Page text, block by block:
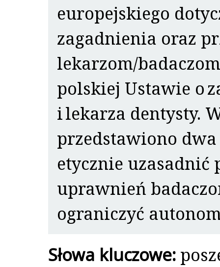
europejskiego
zagadnienia oraz
lekarzom/
polskiej Ustawie o
i lekarza dentysty.
przedstawiono
etycznie uzasadnić
uprawnień
ograniczyć
Słowa kluczowe: